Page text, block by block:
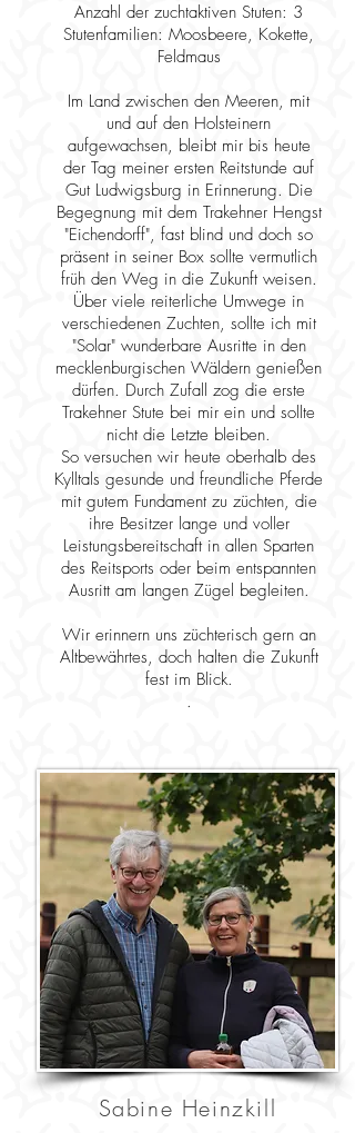
Anzahl der zuchtaktiven Stuten: 3
​Stutenfamilien: Moosbeere, Kokette,
Feldmaus
Im Land zwischen den Meeren, mit
und auf den Holsteinern
aufgewachsen, bleibt mir bis heute
der Tag meiner ersten Reitstunde auf
Gut Ludwigsburg in Erinnerung. Die
Begegnung mit dem Trakehner Hengst
"Eichendorff", fast blind und doch so
präsent in seiner Box sollte vermutlich
früh den Weg in die Zukunft weisen.
Über viele reiterliche Umwege in
verschiedenen Zuchten, sollte ich mit
"Solar" wunderbare Ausritte in den
mecklenburgischen Wäldern genießen
dürfen. Durch Zufall zog die erste
Trakehner Stute bei mir ein und sollte
nicht die Letzte bleiben.
So versuchen wir heute oberhalb des
Kylltals gesunde und freundliche Pferde
mit gutem Fundament zu züchten, die
ihre Besitzer lange und voller
Leistungsbereitschaft in allen Sparten
des Reitsports oder beim entspannten
Ausritt am langen Zügel begleiten.
Wir erinnern uns züchterisch gern an
Altbewährtes, doch halten die Zukunft
fest im Blick.
.
Sabine Heinzkill